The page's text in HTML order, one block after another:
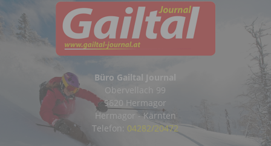
Büro Gailtal Journal
Obervellach 99
9620 Hermagor
Hermagor - Kärnten
Telefon: 04282/20472